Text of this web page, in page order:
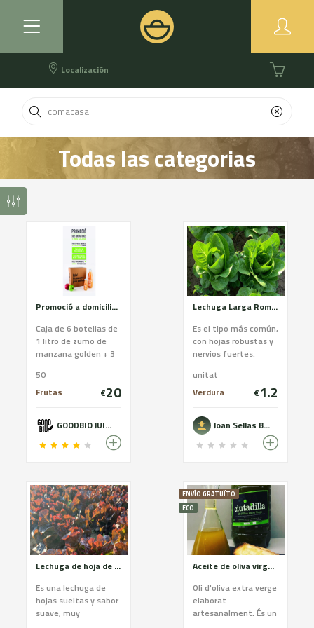
Localización
Todas las categorias
Promoció a domicilio - Zona Lleida
Caja de 6 botellas de
1 litro de zumo de
manzana golden + 3
ecológicas ( Golden -
Granny - Story )
50
Frutas
€20
GOODBIO JUICE
Lechuga Larga Romana
Es el tipo más común,
con hojas robustas y
nervios fuertes.
pone en las
ensaladas y en
hojas alargadas y
fáciles de limpiar.
unitat
Verdura
€1.2
Joan Sellas Boquet
Lechuga de hoja de roble roja
Es una lechuga de
hojas sueltas y sabor
suave, muy
ENVÍO GRATUÏTO
ECO
Aceite de oliva virgen extra
Oli d'oliva extra verge
elaborat
artesanalment. És un